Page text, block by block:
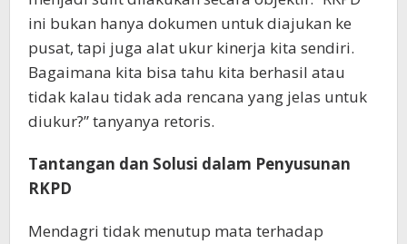
ini bukan hanya dokumen untuk diajukan ke
pusat, tapi juga alat ukur kinerja kita sendiri.
Bagaimana kita bisa tahu kita berhasil atau
tidak kalau tidak ada rencana yang jelas untuk
diukur?” tanyanya retoris.
Tantangan dan Solusi dalam Penyusunan
RKPD
Mendagri tidak menutup mata terhadap